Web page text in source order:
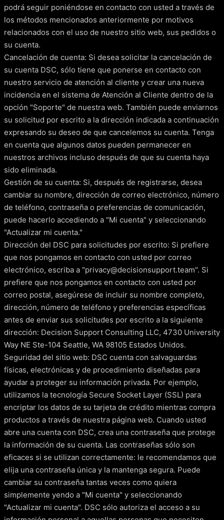
podrá seguir poniéndose en contacto con usted a través de
los métodos mencionados anteriormente por motivos
relacionados con el uso de nuestro sitio web, sus pedidos o
su cuenta.
Cancelación de cuenta: Si desea solicitar la cancelación de
su cuenta DSC, sólo tiene que ponerse en contacto con
nuestro servicio de atención al cliente y crear una nueva
incidencia en el sistema de Atención al Cliente dentro de la
opción "Soporte" de nuestra web. También puede enviarnos
su solicitud por escrito a la dirección indicada a continuación
expresando su deseo de que cancelemos su cuenta. Tenga
en cuenta que algunos datos pueden permanecer en
nuestros archivos incluso después de que su cuenta haya
sido eliminada.
Gestión de su cuenta: Si, después de registrarse, desea
cambiar su nombre, dirección de correo electrónico, número
de teléfono, contraseña o preferencias de comunicación,
puede hacerlo accediendo a "Mi cuenta" y seleccionando
"Actualizar mi cuenta."
Dirección del DSC para solicitudes por escrito: Si prefiere
que nos pongamos en contacto con usted por correo
electrónico, escriba a "privacy@decisionsupport.team". Si
prefiere que nos pongamos en contacto con usted por
correo postal, asegúrese de incluir su nombre completo,
dirección, número de teléfono y preferencias específicas
antes de enviar sus solicitudes por escrito a la siguiente
dirección: Decision Support Consulting LLC, 4730 University
Way NE Ste-104 Seattle, WA 98105 Estados Unidos.
Seguridad del sitio web: DSC cuenta con salvaguardas
físicas, electrónicas y de procedimiento diseñadas para
ayudar a proteger su información privada. Por ejemplo,
utilizamos la tecnología Secure Socket Layer (SSL) para
encriptar los datos de su tarjeta de crédito mientras compra
productos a través de nuestra página web. Cuando usted
abre una cuenta con DSC, crea una contraseña que protege
la información de su cuenta. Las contraseñas sólo son
eficaces si se utilizan correctamente: le recomendamos que
elija una contraseña única y la mantenga segura. Puede
cambiar su contraseña tantas veces como quiera
simplemente yendo a "Mi cuenta" y seleccionando
"Actualizar mi cuenta". DSC sólo autoriza el acceso a su